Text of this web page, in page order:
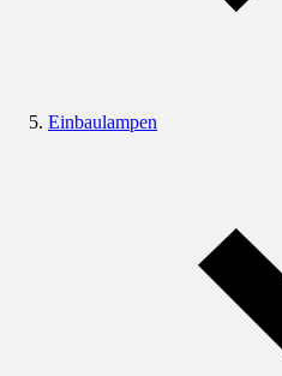
Einbaulampen